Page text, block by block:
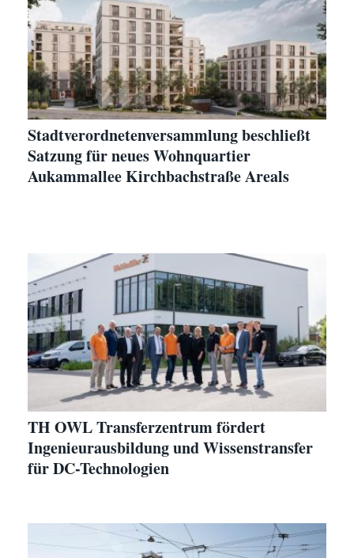
Stadtverordnetenversammlung beschließt
Satzung für neues Wohnquartier
Aukammallee Kirchbachstraße Areals
TH OWL Transferzentrum fördert
Ingenieurausbildung und Wissenstransfer
für DC-Technologien